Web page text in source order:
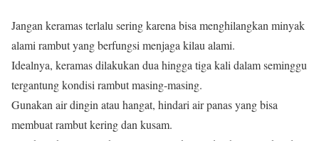
Jangan keramas terlalu sering karena bisa menghilangkan minyak
alami rambut yang berfungsi menjaga kilau alami.
Idealnya, keramas dilakukan dua hingga tiga kali dalam seminggu
tergantung kondisi rambut masing-masing.
Gunakan air dingin atau hangat, hindari air panas yang bisa
membuat rambut kering dan kusam.